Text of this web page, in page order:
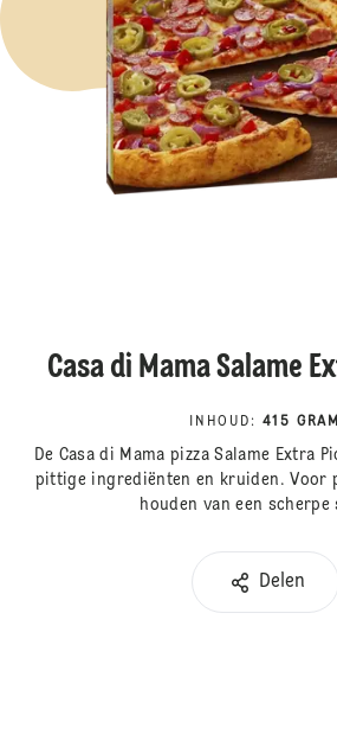
Casa di Mama Salame
INHOUD : 415 GRAM
De Casa di Mama pizza Salame Extra
pittige ingrediënten en kruiden. Voor
houden van een scherpe
Delen